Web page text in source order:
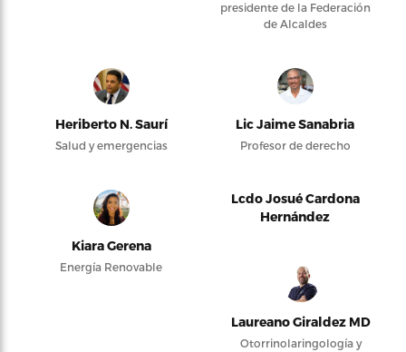
presidente de la Federación
de Alcaldes
Heriberto N. Saurí
Salud y emergencias
Lic Jaime Sanabria
Profesor de derecho
Kiara Gerena
Energía Renovable
Lcdo Josué Cardona
Hernández
Laureano Giraldez MD
Otorrinolaringología y